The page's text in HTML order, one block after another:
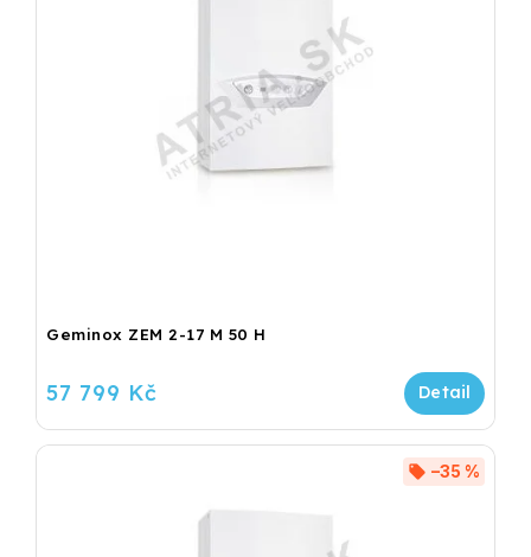
Geminox ZEM 2-17 M 50 H
57 799 Kč
–35 %